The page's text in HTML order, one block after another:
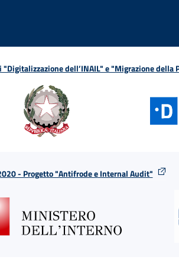
dell’INAIL" e "Migrazione della
- Progetto "Antifrode e Internal Audit"